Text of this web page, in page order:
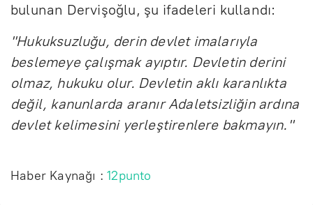
bulunan Dervişoğlu, şu ifadeleri kullandı:
"Hukuksuzluğu, derin devlet imalarıyla
beslemeye çalışmak ayıptır. Devletin derini
olmaz, hukuku olur. Devletin aklı karanlıkta
değil, kanunlarda aranır Adaletsizliğin ardına
devlet kelimesini yerleştirenlere bakmayın."
Haber Kaynağı :12punto